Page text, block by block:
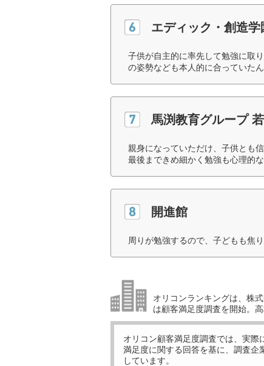
エディック・創造学
子供が自主的に率先して勉強に取
の姿勢なども本人的に合っていた
馬渕教育グループ
親身になっていただけ、子供とも
最後まできめ細かく勉強も心理的
開進館
周りが勉強するので、子どもも焦
オリコンランキングは、株
は顧客満足度調査を開始。
オリコン顧客満足度調査では、実際
満足度に関する回答を基に、調査企
しています。